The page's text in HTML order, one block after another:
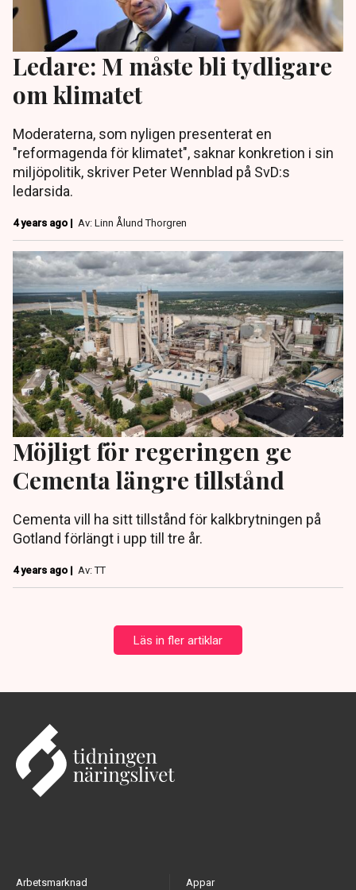
Ledare: M måste bli tydligare
om klimatet
Moderaterna, som nyligen presenterat en
"reformagenda för klimatet", saknar konkretion i sin
miljöpolitik, skriver Peter Wennblad på SvD:s
ledarsida.
4 years ago | Av: Linn Ålund Thorgren
Möjligt för regeringen ge
Cementa längre tillstånd
Cementa vill ha sitt tillstånd för kalkbrytningen på
Gotland förlängt i upp till tre år.
4 years ago | Av: TT
Läs in fler artiklar
Arbetsmarknad Appar